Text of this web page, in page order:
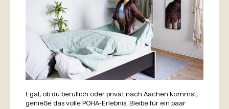
Egal, ob du beruflich oder privat nach Aachen kommst,
genieße das volle POHA-Erlebnis. Bleibe für ein paar